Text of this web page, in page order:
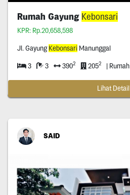
Rumah Gayung Kebonsari
KPR: Rp.20,658,598
Jl. GayungKebonsariManunggal
3 3 3902 2052 | Rumah
Lihat Detail
SAID